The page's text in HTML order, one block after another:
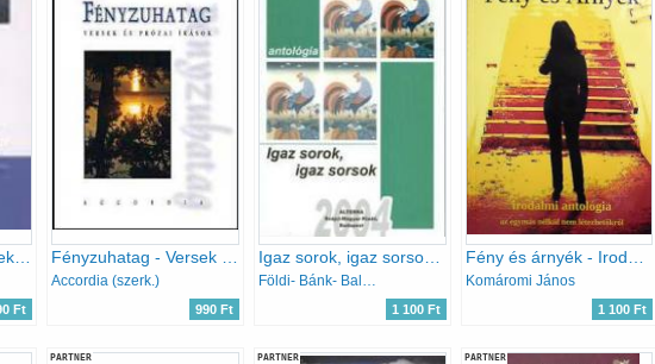
Létidő-beszéd (Versek és prózai írások)
Ft
Accordia (szerk.)
990 Ft
Igaz sorok, igaz sorsok (antológia)
Földi- Bánk- Balatoni- Abonyi- Duval- Kántor...
1 100 Ft
Komáromi János
1 100 Ft
PARTNER PARTNER PARTNER